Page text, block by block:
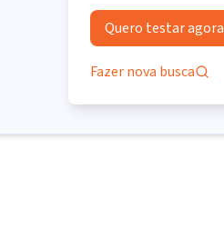
Quero testar agora
Fazer nova busca